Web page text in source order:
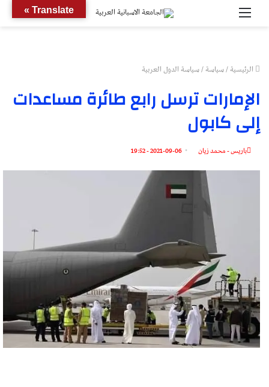
القائمة
الرئيسية/سياسة/سياسة الدول العربية
الإمارات ترسل رابع طائرة مساعدات
إلى كابول
باريس - محمد زيان 2021-09-06 - 19:52
Translate »